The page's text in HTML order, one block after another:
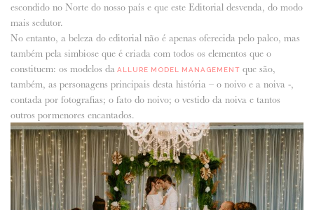
escondido no Norte do nosso país e que este Editorial desvenda, do modo
mais sedutor.
No entanto, a beleza do editorial não é apenas oferecida pelo palco, mas
também pela simbiose que é criada com todos os elementos que o
constituem: os modelos da ALLURE MODEL MANAGEMENTque são,
também, as personagens principais desta história – o noivo e a noiva -,
contada por fotografias; o fato do noivo; o vestido da noiva e tantos
outros pormenores encantados.